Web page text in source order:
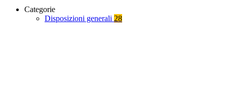
Categorie
Disposizioni generali 28